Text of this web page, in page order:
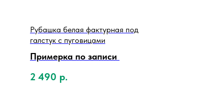
Рубашка белая фактурная под
галстук с пуговицами
Примерка по записи
2 490 р.